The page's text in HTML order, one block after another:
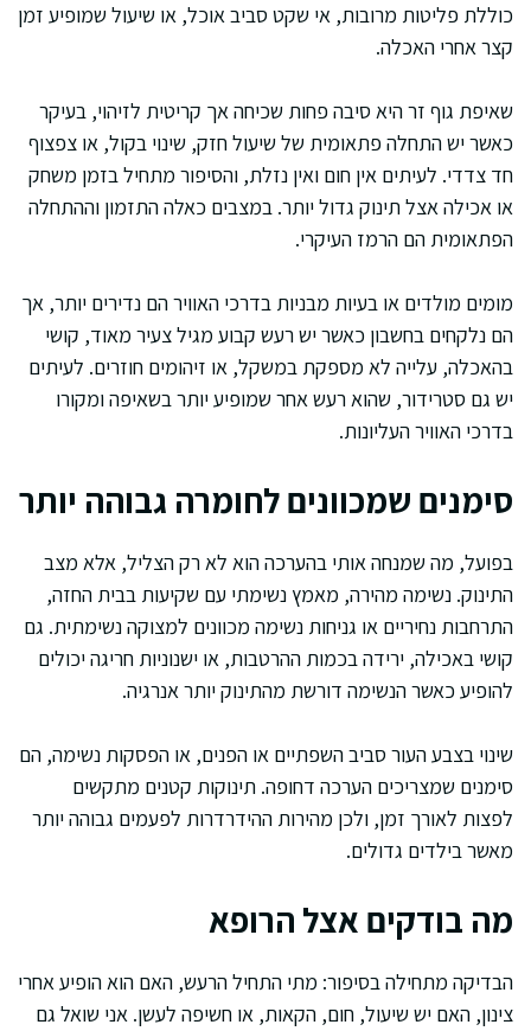
כוללת פליטות מרובות, אי שקט סביב אוכל, או שיעול שמופיע זמן
קצר אחרי האכלה.
שאיפת גוף זר היא סיבה פחות שכיחה אך קריטית לזיהוי, בעיקר
כאשר יש התחלה פתאומית של שיעול חזק, שינוי בקול, או צפצוף
חד צדדי. לעיתים אין חום ואין נזלת, והסיפור מתחיל בזמן משחק
או אכילה אצל תינוק גדול יותר. במצבים כאלה התזמון וההתחלה
הפתאומית הם הרמז העיקרי.
מומים מולדים או בעיות מבניות בדרכי האוויר הם נדירים יותר, אך
הם נלקחים בחשבון כאשר יש רעש קבוע מגיל צעיר מאוד, קושי
בהאכלה, עלייה לא מספקת במשקל, או זיהומים חוזרים. לעיתים
יש גם סטרידור, שהוא רעש אחר שמופיע יותר בשאיפה ומקורו
בדרכי האוויר העליונות.
סימנים שמכוונים לחומרה גבוהה יותר
בפועל, מה שמנחה אותי בהערכה הוא לא רק הצליל, אלא מצב
התינוק. נשימה מהירה, מאמץ נשימתי עם שקיעות בבית החזה,
התרחבות נחיריים או גניחות נשימה מכוונים למצוקה נשימתית. גם
קושי באכילה, ירידה בכמות ההרטבות, או ישנוניות חריגה יכולים
להופיע כאשר הנשימה דורשת מהתינוק יותר אנרגיה.
שינוי בצבע העור סביב השפתיים או הפנים, או הפסקות נשימה, הם
סימנים שמצריכים הערכה דחופה. תינוקות קטנים מתקשים
לפצות לאורך זמן, ולכן מהירות ההידרדרות לפעמים גבוהה יותר
מאשר בילדים גדולים.
מה בודקים אצל הרופא
הבדיקה מתחילה בסיפור: מתי התחיל הרעש, האם הוא הופיע אחרי
צינון, האם יש שיעול, חום, הקאות, או חשיפה לעשן. אני שואל גם